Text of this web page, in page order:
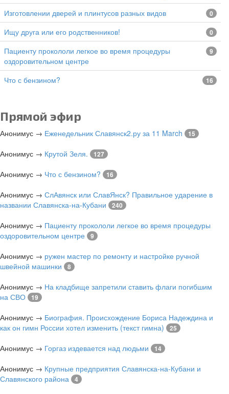
изготовлении дверей и плинтусов разных видов 0
Ищу друга или его родственников! 0
Пациенту прокололи легкое во время процедуры
оздоровительном центре
9
Что с бензином? 16
Прямой эфир
Анонимус → Еженедельник Славянск2.ру за 11 March 15
Анонимус → Крутой Зеля. 127
Анонимус → Что с бензином? 16
Анонимус → СлАвянск или СлавЯнск? Правильное ударение в
названии Славянска-на-Кубани
240
Анонимус → Пациенту прокололи легкое во время процедуры
оздоровительном центре
9
Анонимус → ружен мастер по ремонту и настройке ручной
швейной машинки
8
Анонимус → На кладбище запретили ставить флаги погибшим
на СВО
19
Анонимус → Биография. Происхождение Бориса Надеждина и
как он гимн России хотел изменить (текст гимна)
25
Анонимус → Горгаз издевается над людьми 14
Анонимус → Крупные предприятия Славянска-на-Кубани и
Славянского района
4